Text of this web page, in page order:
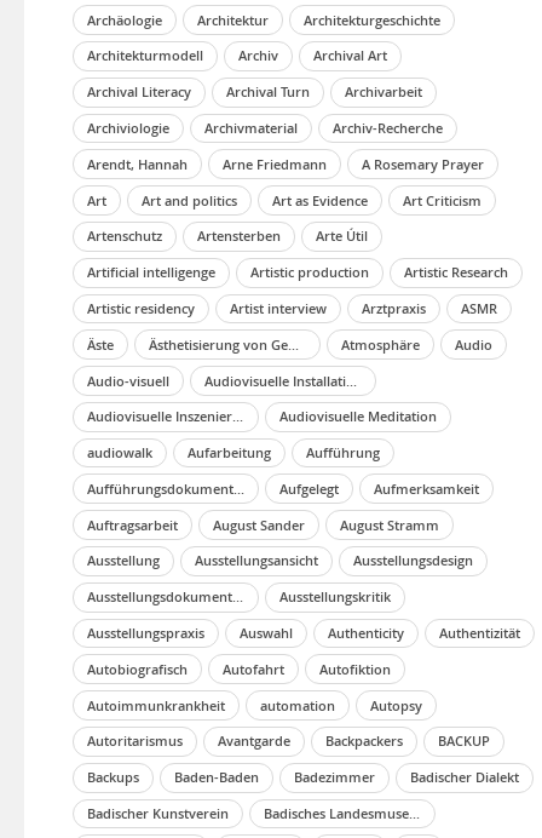
Archäologie
Architektur
Architekturgeschichte
Architekturmodell
Archiv
Archival Art
Archival Literacy
Archival Turn
Archivarbeit
Archiviologie
Archivmaterial
Archiv-Recherche
Arendt, Hannah
Arne Friedmann
A Rosemary Prayer
Art
Art and politics Art as Evidence
Art Criticism
Artenschutz
Artensterben
Arte Útil
Artificial intelligenge
Artistic production
Artistic Research
Artistic residency
Artist interview Arztpraxis
ASMR
Äste
Atmosphäre
Audio
Audio-visuell
Audiovisuelle Inszenierung
Audiovisuelle Meditation
audiowalk
Aufarbeitung
Aufführung
Aufgelegt
Aufmerksamkeit
Auftragsarbeit
August Sander
August Stramm
Ausstellung
Ausstellungsansicht
Ausstellungsdesign
Ausstellungsdokumentation
Ausstellungskritik
Ausstellungspraxis
Auswahl Authenticity
Authentizität
Autobiografisch
Autofahrt
Autofiktion
Autoimmunkrankheit
automation
Autopsy
Autoritarismus
Avantgarde Backpackers
BACKUP
Backups
Baden-Baden Badezimmer
Badischer Dialekt
Badischer Kunstverein